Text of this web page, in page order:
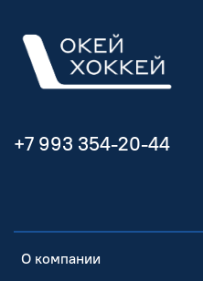
О компании
+7 993 354-20-44